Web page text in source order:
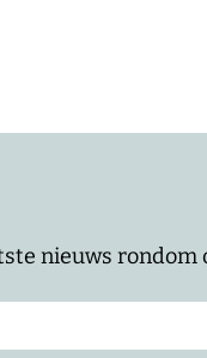
nieuws rondom